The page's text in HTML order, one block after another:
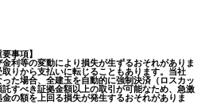
事項】
利等の変動により損失が生ずるおそれがありま
りから支払いに転じることもあります。当社
た場合、全建玉を自動的に強制決済（ロスカッ
託すべき証拠金額以上の取引が可能なため、急激
の額を上回る損失が発生するおそれがありま